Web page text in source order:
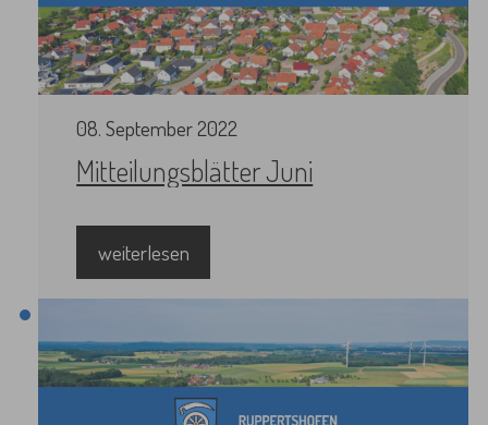
08.September2022
Mitteilungsblätter Juni
weiterlesen